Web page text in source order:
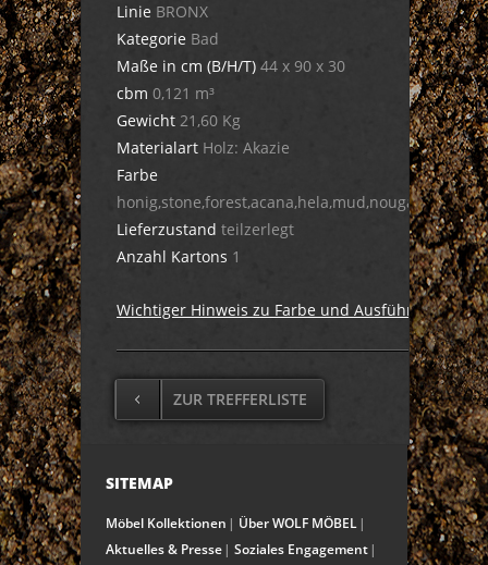
Linie BRONX
Kategorie Bad
Maße in cm (B/H/T) 44 x 90 x 30
cbm 0,121 m³
Gewicht 21,60 Kg
Materialart Holz: Akazie
Farbe
honig,stone,forest,acana,hela,mud,nougat,dula,ciga
Lieferzustand teilzerlegt
Anzahl Kartons 1
Wichtiger Hinweis zu Farbe und Ausführung
ZUR TREFFERLISTE
SITEMAP
Möbel Kollektionen
Über WOLF MÖBEL
Aktuelles & Presse
Soziales Engagement